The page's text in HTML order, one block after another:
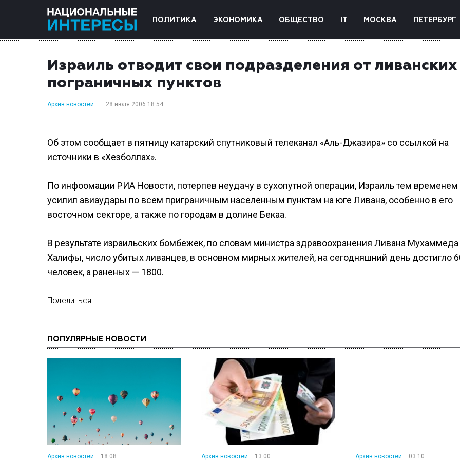
ПОЛИТИКА ЭКОНОМИКА ОБЩЕСТВО IT МОСКВА ПЕТЕРБУРГ
Израиль отводит свои подразделения от ливанских
пограничных пунктов
Архив новостей 28 июля 2006 18:54
Об этом сообщает в пятницу катарский спутниковый телеканал «Аль-Джазира» со ссылкой на
источники в «Хезболлах».
По инфоомации РИА Новости, потерпев неудачу в сухопутной операции, Израиль тем временем
усилил авиаудары по всем приграничным населенным пунктам на юге Ливана, особенно в его
восточном секторе, а также по городам в долине Бекаа.
В результате израильских бомбежек, по словам министра здравоохранения Ливана Мухаммеда
Халифы, число убитых ливанцев, в основном мирных жителей, на сегодняшний день достигло
человек, а раненых — 1800.
Поделиться:
ПОПУЛЯРНЫЕ НОВОСТИ
Архив новостей 18:08 Архив новостей 13:00 Архив новостей 03:10